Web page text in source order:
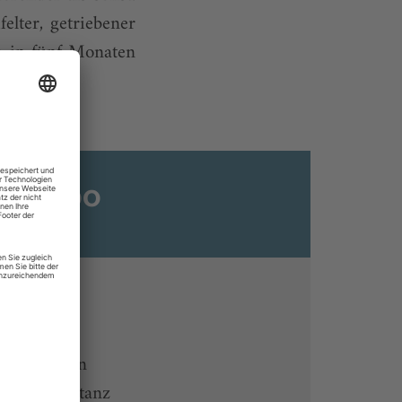
getriebener
in fünf Monaten
Abo
von tanz